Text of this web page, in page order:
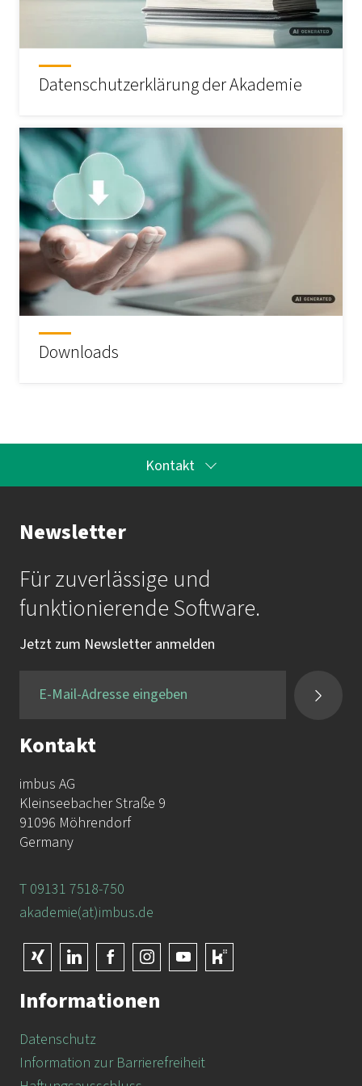
Datenschutzerklärung der Akademie
Downloads
Kontakt
Ihr Kontakt zur Akademie
Frau Katrin Krauß
Mail: akademie@imbus.de
Tel.:
+49 9131 / 7518-750
Newsletter
Für zuverlässige und
funktionierende Software.
Jetzt zum Newsletter anmelden
Kontakt
imbus AG
Kleinseebacher Straße 9
91096 Möhrendorf
Germany
T 09131 7518-750
akademie(at)imbus.de
Informationen
Datenschutz
Information zur Barrierefreiheit